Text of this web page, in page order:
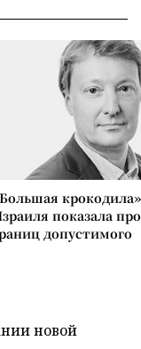
показала
допустимого
новой